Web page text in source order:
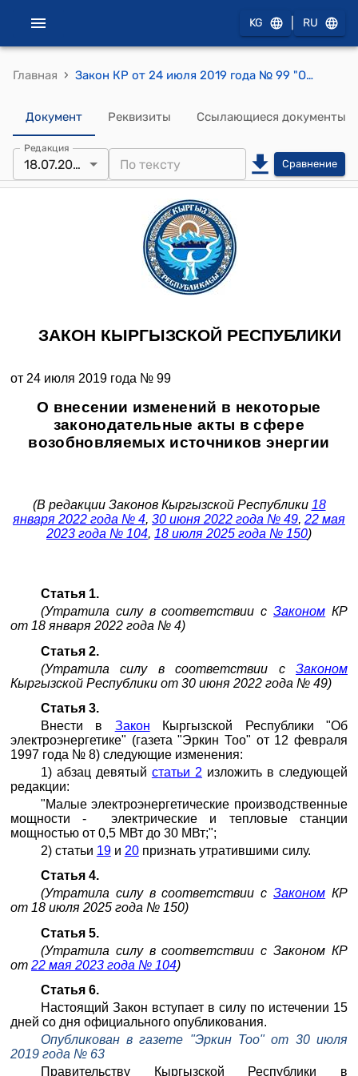
KG RU
Главная › Закон КР от 24 июля 2019 года № 99 "О внесении изменений в некоторые законодательные акты в сфере возобновляемых источников энергии"
Документ Реквизиты Ссылающиеся документы
Редакция
18.07.2025 Сравнение